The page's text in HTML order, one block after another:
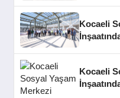
Kocaeli
Kocaeli